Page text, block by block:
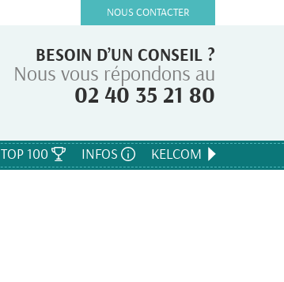
NOUS CONTACTER
BESOIN D’UN CONSEIL ?
Nous vous répondons au
02 40 35 21 80
TOP 100 INFOS KELCOM